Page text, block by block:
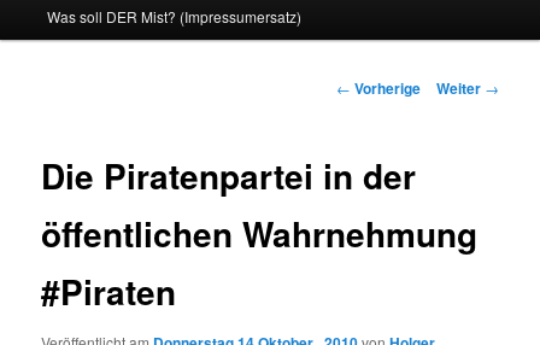
Inhalt
Was soll DER Mist? (Impressumersatz)
Beitrags-
← Vorherige Weiter →
Die Piratenpartei in der
öffentlichen Wahrnehmung
#Piraten